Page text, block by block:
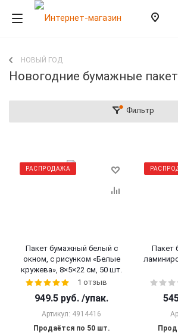
НОВЫЙ ГОД
Новогодние бумажные
Фильтр
РАСПРОДАЖА
Пакет бумажный белый с
окном, с рисунком «Белые
кружева», 8×5×22 см, 50 шт.
1 отзыв
949.5 руб. /упак.
Артикул: 4914416
Продаётся по 50 шт.
Пакет